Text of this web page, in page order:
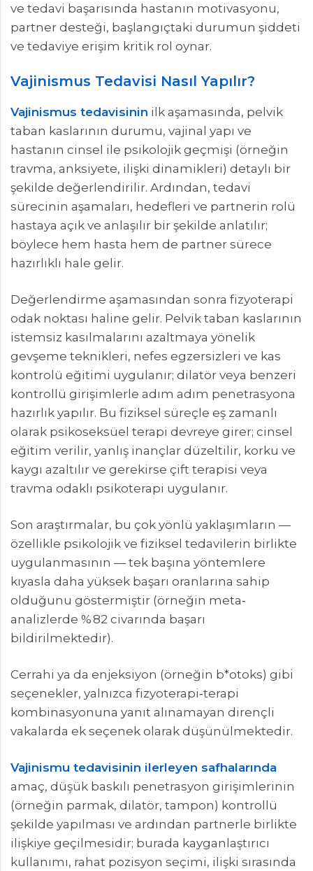
ve tedavi başarısında hastanın motivasyonu,
partner desteği, başlangıçtaki durumun şiddeti
ve tedaviye erişim kritik rol oynar.
Vajinismus Tedavisi Nasıl Yapılır?
Vajinismus tedavisinin ilk aşamasında, pelvik
taban kaslarının durumu, vajinal yapı ve
hastanın cinsel ile psikolojik geçmişi (örneğin
travma, anksiyete, ilişki dinamikleri) detaylı bir
şekilde değerlendirilir. Ardından, tedavi
sürecinin aşamaları, hedefleri ve partnerin rolü
hastaya açık ve anlaşılır bir şekilde anlatılır;
böylece hem hasta hem de partner sürece
hazırlıklı hale gelir.
Değerlendirme aşamasından sonra fizyoterapi
odak noktası haline gelir. Pelvik taban kaslarının
istemsiz kasılmalarını azaltmaya yönelik
gevşeme teknikleri, nefes egzersizleri ve kas
kontrolü eğitimi uygulanır; dilatör veya benzeri
kontrollü girişimlerle adım adım penetrasyona
hazırlık yapılır. Bu fiziksel süreçle eş zamanlı
olarak psikoseksüel terapi devreye girer; cinsel
eğitim verilir, yanlış inançlar düzeltilir, korku ve
kaygı azaltılır ve gerekirse çift terapisi veya
travma odaklı psikoterapi uygulanır.
Son araştırmalar, bu çok yönlü yaklaşımların —
özellikle psikolojik ve fiziksel tedavilerin birlikte
uygulanmasının — tek başına yöntemlere
kıyasla daha yüksek başarı oranlarına sahip
olduğunu göstermiştir (örneğin meta‐
analizlerde % 82 civarında başarı
bildirilmektedir).
Cerrahi ya da enjeksiyon (örneğin b*otoks) gibi
seçenekler, yalnızca fizyoterapi‑terapi
kombinasyonuna yanıt alınamayan dirençli
vakalarda ek seçenek olarak düşünülmektedir.
Vajinismu tedavisinin ilerleyen safhalarında
amaç, düşük baskılı penetrasyon girişimlerinin
(örneğin parmak, dilatör, tampon) kontrollü
şekilde yapılması ve ardından partnerle birlikte
ilişkiye geçilmesidir; burada kayganlaştırıcı
kullanımı, rahat pozisyon seçimi, ilişki sırasında